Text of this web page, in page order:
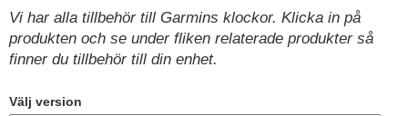
Yamaha Servicedelar
Mercury Servicedelar
Lowrance
Vi har alla tillbehör till Garmins klockor. Klicka in på
produkten och se under fliken relaterade produkter så
finner du tillbehör till din enhet.
Välj version